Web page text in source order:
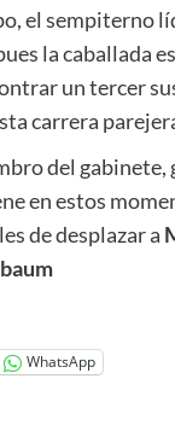
el sempiterno
la caballada
un tercer
carrera
del gabinete,
en estos
de desplazar a
WhatsApp